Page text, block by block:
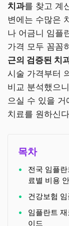
치과를 찾고 계
변에는 수많은
나 어금니 임플
가격 모두 꼼꼼
근의 검증된 치
시술 가격부터
비교 분석했으
으실 수 있을 거
치료를 원하신
목차
전국 임플
료별 비용
건강보험
임플란트
이드